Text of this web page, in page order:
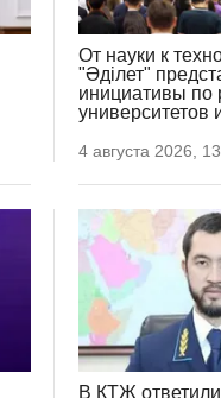
От науки к
"Әділет"
инициативы по
университетов
4 августа 2026,
В КТЖ